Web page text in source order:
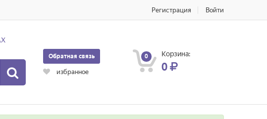
Регистрация Войти
Обратная связь
избранное
0 Корзина:
0